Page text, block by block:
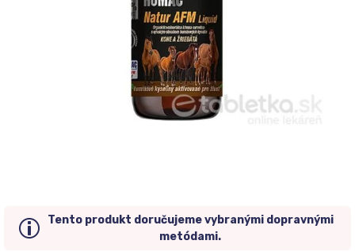
Tento produkt doručujeme vybranými dopravnými
metódami.